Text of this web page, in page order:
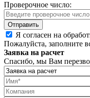
Проверочное число:
Я согласен на
Пожалуйста, заполните
Заявка на расчет
Спасибо, мы Вам